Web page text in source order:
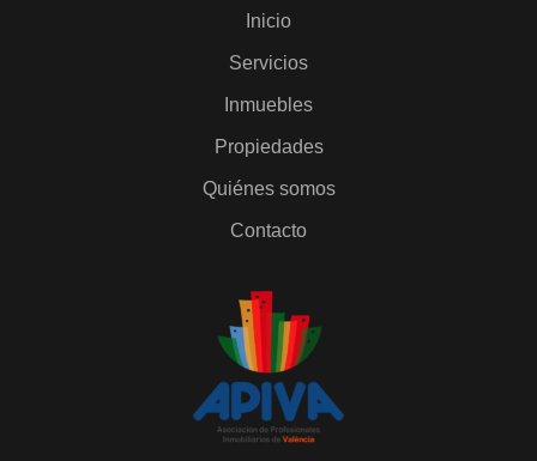
Inicio
Servicios
Inmuebles
Propiedades
Quiénes somos
Contacto